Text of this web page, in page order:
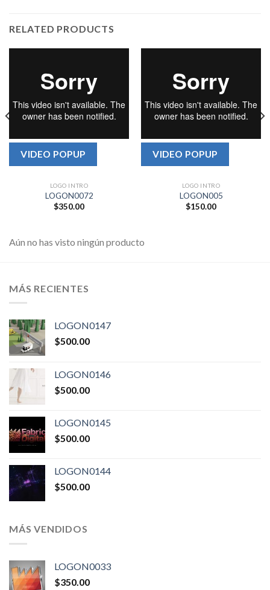
RELATED PRODUCTS
VIDEO POPUP
LOGO INTRO
LOGON0072
$350.00
VIDEO POPUP
LOGO INTRO
LOGON005
$150.00
Aún no has visto ningún producto
MÁS RECIENTES
LOGON0147
$500.00
LOGON0146
$500.00
LOGON0145
$500.00
LOGON0144
$500.00
MÁS VENDIDOS
LOGON0033
$350.00